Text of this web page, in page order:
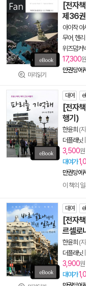
미리읽기
[전자
제36권
아이작 아
무어 헨리
위즈덤커
17,300
만권당에
대여
[전자
행기)
한윤희 (
더플래닛
3,500
대여가
만권당에
이 책의
대여
[전자
르셀로
한윤희 (
더플래닛
3,900
대여가